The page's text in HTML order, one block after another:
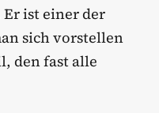
ist einer der
sich vorstellen
den fast alle